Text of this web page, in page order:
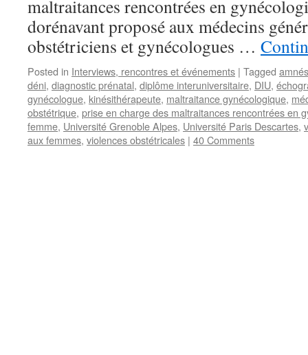
maltraitances rencontrées en
dorénavant proposé aux médecins
obstétriciens et gynécologues …
Posted in Interviews, rencontres et événements | Tagged
déni, diagnostic prénatal, diplôme interuniversitaire, DIU,
gynécologue, kinésithérapeute, maltraitance gynécologique,
obstétrique, prise en charge des maltraitances rencontrées en
femme, Université Grenoble Alpes, Université Paris Descartes,
aux femmes, violences obstétricales | 40 Comments